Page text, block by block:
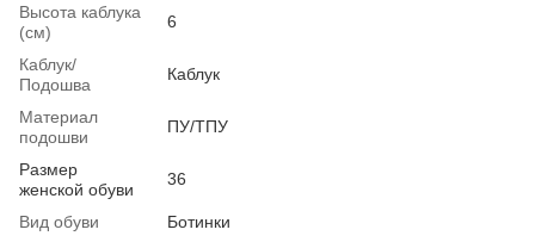
Высота каблука
(см)
6
Каблук/
Подошва
Каблук
Материал
подошви
ПУ/ТПУ
Размер
женской обуви
36
Вид обуви
Ботинки